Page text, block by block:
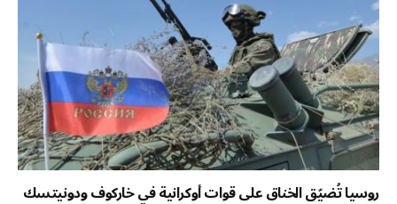
روسيا تُضيّق الخناق على قوات أوكرانية في خاركوف ودونيتسك